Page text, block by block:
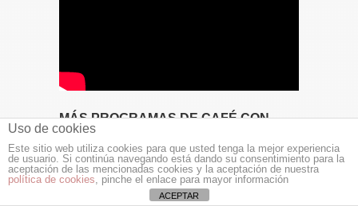
MÁS PROGRAMAS DE CAFÉ CON…
Uso de cookies
Este sitio web utiliza cookies para que usted tenga la mejor experiencia
de usuario. Si continúa navegando está dando su consentimiento para la
aceptación de las mencionadas cookies y la aceptación de nuestra
política de cookies, pinche el enlace para mayor información
ACEPTAR